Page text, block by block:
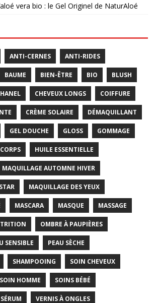
vera bio : le Gel Originel de NaturAloé
ANTI-CERNES ANTI-RIDES
BAUME BIEN-ÊTRE BIO BLUSH
CHEVEUX LONGS COIFFURE
CRÈME SOLAIRE DÉMAQUILLANT
GEL DOUCHE GLOSS GOMMAGE
HUILE ESSENTIELLE
MAQUILLAGE AUTOMNE HIVER
MAQUILLAGE DES YEUX
MASCARA MASQUE MASSAGE
OMBRE À PAUPIÈRES
SENSIBLE PEAU SÈCHE
SHAMPOOING SOIN CHEVEUX
SOIN HOMME SOINS BÉBÉ
SÉRUM VERNIS À ONGLES